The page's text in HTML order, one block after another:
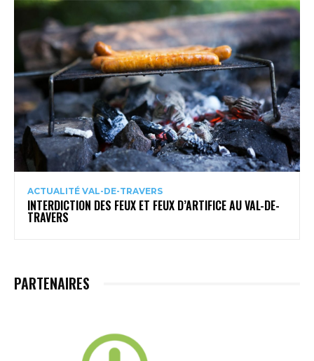
ACTUALITÉ VAL-DE-TRAVERS
INTERDICTION DES FEUX ET FEUX D’ARTIFICE AU VAL-DE-
TRAVERS
PARTENAIRES